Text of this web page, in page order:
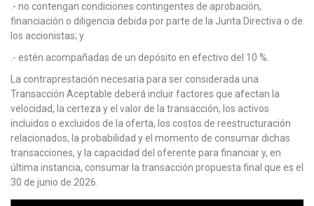
.- no contengan condiciones contingentes de aprobación,
financiación o diligencia debida por parte de la Junta Directiva o de
los accionistas; y
.- estén acompañadas de un depósito en efectivo del 10 %.
La contraprestación necesaria para ser considerada una
Transacción Aceptable deberá incluir factores que afectan la
velocidad, la certeza y el valor de la transacción, los activos
incluidos o excluidos de la oferta, los costos de reestructuración
relacionados, la probabilidad y el momento de consumar dichas
transacciones, y la capacidad del oferente para financiar y, en
última instancia, consumar la transacción propuesta final que es el
30 de junio de 2026.